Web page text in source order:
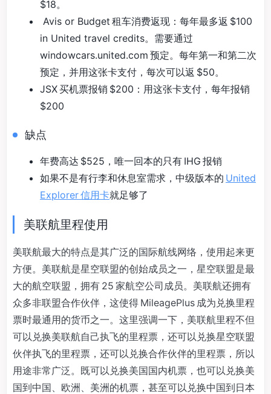
$18。
Avis or Budget 租车消费返现：每年最多返 $100
in United travel credits。需要通过
windowcars.united.com 预定。每年第一和第二次
预定，并用这张卡支付，每次可以返 $50。
JSX 买机票报销 $200：用这张卡支付，每年报销
$200
缺点
年费高达 $525，唯一回本的只有 IHG 报销
如果不是有行李和休息室需求，中级版本的 United
Explorer 信用卡就足够了
美联航里程使用
美联航最大的特点是其广泛的国际航线网络，使用起来更
方便。美联航是星空联盟的创始成员之一，星空联盟是最
大的航空联盟，拥有 25 家航空公司成员。美联航还拥有
众多非联盟合作伙伴，这使得 MileagePlus 成为兑换里程
票时最通用的货币之一。这里强调一下，美联航里程不但
可以兑换美联航自己执飞的里程票，还可以兑换星空联盟
伙伴执飞的里程票，还可以兑换合作伙伴的里程票，所以
用途非常广泛。既可以兑换美国国内机票，也可以兑换美
国到中国、欧洲、美洲的机票，甚至可以兑换中国到日本